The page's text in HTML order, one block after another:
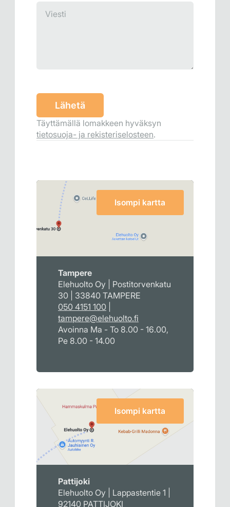
Täyttämällä lomakkeen hyväksyn
tietosuoja- ja rekisteriselosteen.
Isompi kartta
Tampere
Elehuolto Oy | Postitorvenkatu
30 | 33840 TAMPERE
050 4151 100
tampere@elehuolto.fi
Avoinna Ma - To 8.00 - 16.00,
Pe 8.00 - 14.00
Isompi kartta
Pattijoki
Elehuolto Oy | Lappastentie 1 |
92140 PATTIJOKI